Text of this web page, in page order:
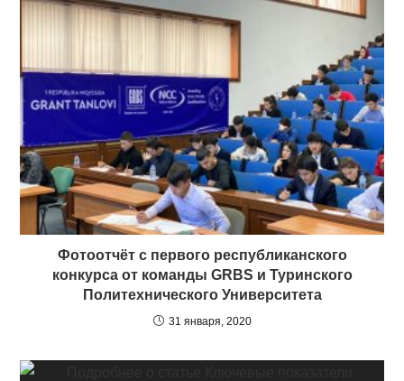
Фотоотчёт с первого республиканского
конкурса от команды GRBS и Туринского
Политехнического Университета
31 января, 2020